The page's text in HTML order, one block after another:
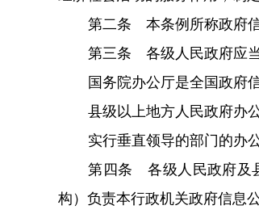
第二条 本条例所称政府
第三条 各级人民政府应
国务院办公厅是全国政府
县级以上地方人民政府办
实行垂直领导的部门的办
第四条 各级人民政府及
构）负责本行政机关政府信息